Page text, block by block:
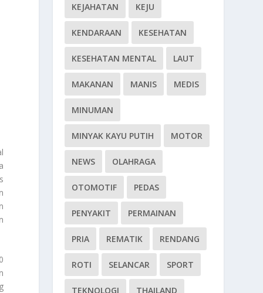
KEJAHATAN KEJU
KENDARAAN KESEHATAN
KESEHATAN MENTAL LAUT
MAKANAN MANIS MEDIS
MINUMAN
MINYAK KAYU PUTIH MOTOR
NEWS OLAHRAGA
OTOMOTIF PEDAS
PENYAKIT PERMAINAN
PRIA REMATIK RENDANG
ROTI SELANCAR SPORT
TEKNOLOGI THAILAND